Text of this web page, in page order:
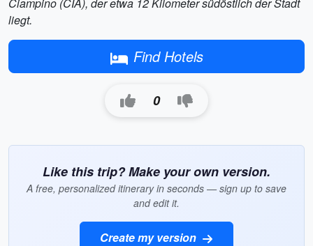
liegt.
Find Hotels
0
Like this trip? Make your own version.
A free, personalized itinerary in seconds — sign up to save
and edit it.
Create my version